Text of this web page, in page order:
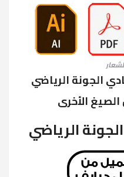
الجونة الرياضي
الرياضي